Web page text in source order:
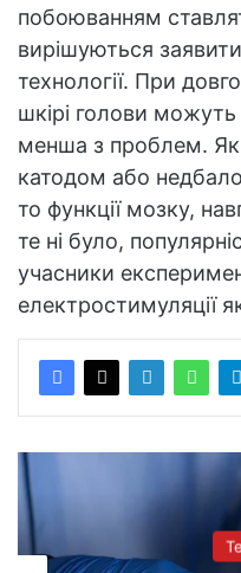
побоюванням
вирішуються
технології. При
шкірі голови можуть
менша з проблем.
катодом або
то функції мозку,
те ні було,
учасники
електростимуляції